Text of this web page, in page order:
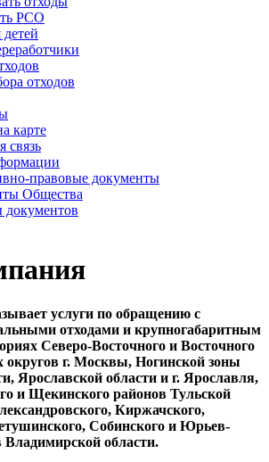
РСО
отходов
карте
связь
правовые документы
Общества
документов
услуги по обращению с
отходами и крупногабаритным
Северо-Восточного и Восточного
округов г. Москвы, Ногинской зоны
Ярославской области и г. Ярославля,
и Щекинского районов Тульской
Киржачского,
Собинского и Юрьев-
Владимирской области.